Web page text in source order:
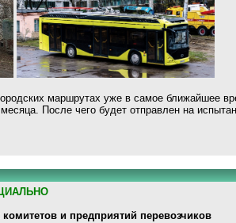
маршрутах уже в самое ближайшее
После чего будет отправлен на
и предприятий перевозчиков